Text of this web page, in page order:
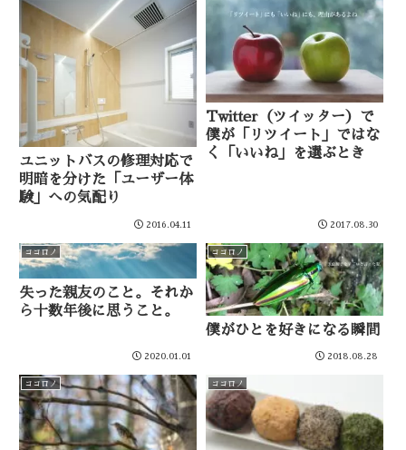
ユニットバスの修理対応で
明暗を分けた「ユーザー体
験」への気配り
2016.04.11
Twitter（ツイッター）で
僕が「リツイート」ではな
く「いいね」を選ぶとき
2017.08.30
ココロノ
失った親友のこと。それか
ら十数年後に思うこと。
2020.01.01
ココロノ
僕がひとを好きになる瞬間
2018.08.28
ココロノ ココロノ